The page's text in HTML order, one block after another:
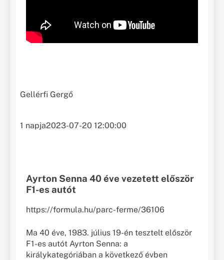
Gellérfi Gergő
1 napja2023-07-20 12:00:00
Ayrton Senna 40 éve vezetett először
F1-es autót
https://formula.hu/parc-ferme/36106
Ma 40 éve, 1983. július 19-én tesztelt először
F1-es autót Ayrton Senna: a
királykategóriában a következő évben